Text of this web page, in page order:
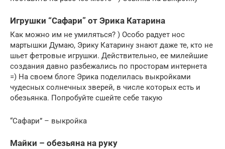
Игрушки “Сафари” от Эрика Катарина
Как можно им не умиляться? ) Особо радует нос
мартышки Думаю, Эрику Катарину знают даже те, кто не
шьет фетровые игрушки. Действительно, ее милейшие
создания давно разбежались по просторам интернета
=) На своем блоге Эрика поделилась выкройками
чудесных солнечных зверей, в числе которых есть и
обезьянка. Попробуйте сшейте себе такую
“Сафари” – выкройка
Майки – обезьяна на руку